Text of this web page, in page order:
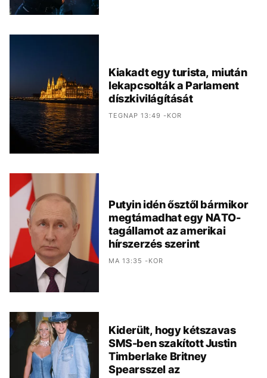
Kiakadt egy turista, miután
lekapcsolták a Parlament
díszkivilágítását
TEGNAP 13:49 -KOR
Putyin idén ősztől bármikor
megtámadhat egy NATO-
tagállamot az amerikai
hírszerzés szerint
MA 13:35 -KOR
Kiderült, hogy kétszavas
SMS-ben szakított Justin
Timberlake Britney
Spearsszel az